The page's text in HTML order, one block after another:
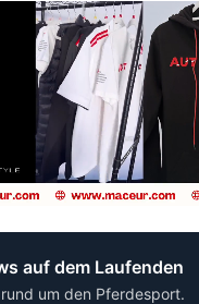
auf dem Laufenden
um den Pferdesport.